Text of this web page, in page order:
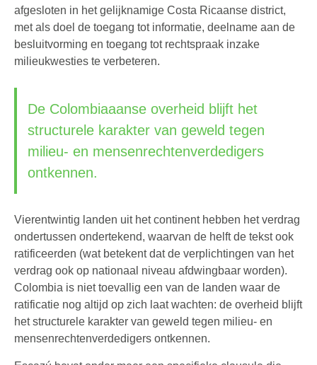
afgesloten in het gelijknamige Costa Ricaanse district,
met als doel de toegang tot informatie, deelname aan de
besluitvorming en toegang tot rechtspraak inzake
milieukwesties te verbeteren.
De Colombiaaanse overheid blijft het
structurele karakter van geweld tegen
milieu- en mensenrechtenverdedigers
ontkennen.
Vierentwintig landen uit het continent hebben het verdrag
ondertussen ondertekend, waarvan de helft de tekst ook
ratificeerden (wat betekent dat de verplichtingen van het
verdrag ook op nationaal niveau afdwingbaar worden).
Colombia is niet toevallig een van de landen waar de
ratificatie nog altijd op zich laat wachten: de overheid blijft
het structurele karakter van geweld tegen milieu- en
mensenrechtenverdedigers ontkennen.